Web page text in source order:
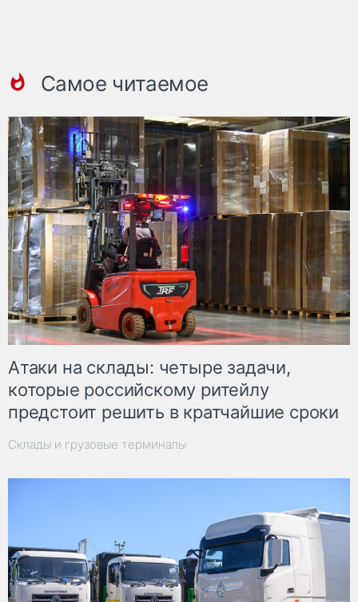
Самое читаемое
Атаки на склады: четыре задачи,
которые российскому ритейлу
предстоит решить в кратчайшие сроки
Склады и грузовые терминалы